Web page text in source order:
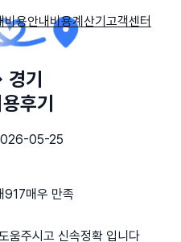
비용안내비용계산기고객센터
경기
후기
05-25
917매우 만족
움주시고 신속정확 입니다